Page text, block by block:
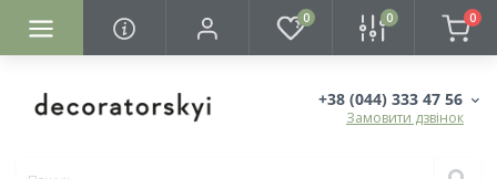
0 0 0
+38 (044) 333 47 56
Замовити дзвінок